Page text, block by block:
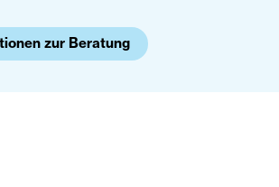
zur Beratung